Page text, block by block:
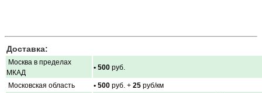
Доставка:
Москва в пределах
МКАД
• 500 руб.
Московская область • 500 руб. + 25 руб/км